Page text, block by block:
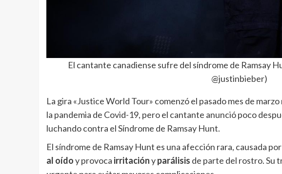
El cantante canadiense sufre del síndrome de Ramsay
@justinbieber)
La gira «Justice World Tour» comenzó el pasado mes de
la pandemia de Covid-19, pero el cantante anunció poco
luchando contra el Síndrome de Ramsay Hunt.
El síndrome de Ramsay Hunt es una afección rara, causada
al oídoy provoca irritaciónyparálisis de parte del rostro. Su